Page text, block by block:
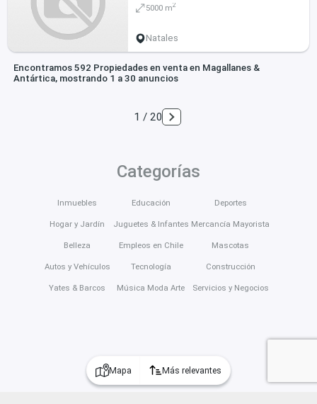
Mapa Más relevantes
5000 m2
Natales
Encontramos 592 Propiedades en venta en Magallanes &
Antártica, mostrando 1 a 30 anuncios
1 / 20
Categorías
Inmuebles
Hogar y Jardín
Belleza
Autos y Vehículos
Yates & Barcos
Educación
Juguetes & Infantes
Empleos en Chile
Tecnología
Música Moda Arte
Deportes
Mercancía Mayorista
Mascotas
Construcción
Servicios y Negocios